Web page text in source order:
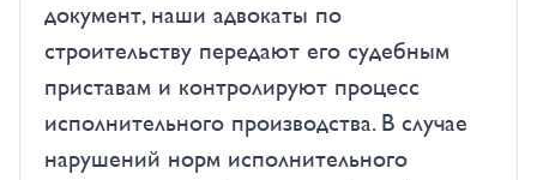
документ, наши адвокаты по
строительству передают его судебным
приставам и контролируют процесс
исполнительного производства. В случае
нарушений норм исполнительного